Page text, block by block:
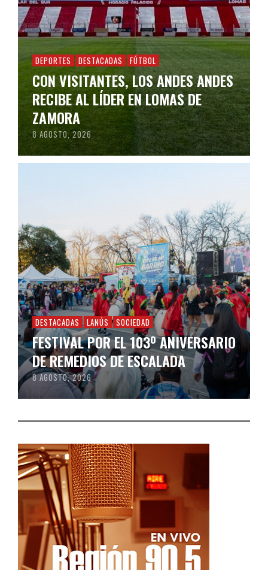
DEPORTES DESTACADAS FÚTBOL
CON VISITANTES, LOS ANDES ANDES
RECIBE AL LÍDER EN LOMAS DE
ZAMORA
8 AGOSTO, 2026
DESTACADAS LANÚS SOCIEDAD
FESTIVAL POR EL 103º ANIVERSARIO
DE REMEDIOS DE ESCALADA
8 AGOSTO, 2026